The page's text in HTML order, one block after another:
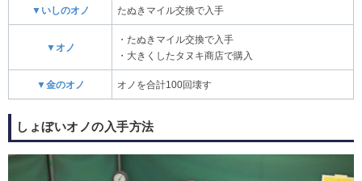
▼いしのオノ たぬきマイル交換で入手
▼オノ
・たぬきマイル交換で入手
・大きくしたタヌキ商店で購入
▼金のオノ オノを合計100回壊す
しょぼいオノの入手方法